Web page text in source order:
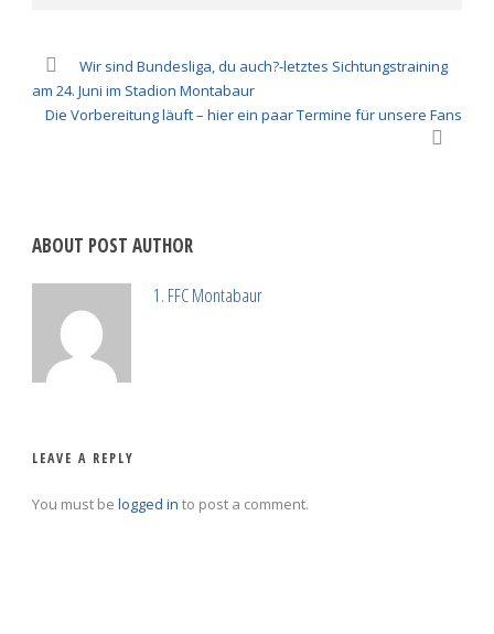
Wir sind Bundesliga, du auch?-letztes Sichtungstraining
am 24. Juni im Stadion Montabaur
Die Vorbereitung läuft – hier ein paar Termine für unsere Fans
ABOUT POST AUTHOR
1. FFC Montabaur
LEAVE A REPLY
You must be logged in to post a comment.